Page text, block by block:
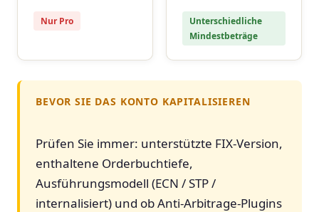
Nur Pro
Unterschiedliche
Mindestbeträge
BEVOR SIE DAS KONTO KAPITALISIEREN
Prüfen Sie immer: unterstützte FIX-Version,
enthaltene Orderbuchtiefe,
Ausführungsmodell (ECN / STP /
internalisiert) und ob Anti-Arbitrage-Plugins